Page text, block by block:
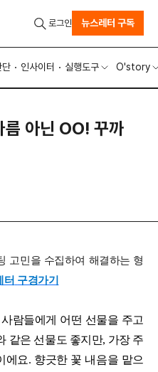
단 인사이터 실행도구 O'story
로그인 뉴스레터 구독
름 아닌 OO! 꾸까
고민을 수집하여 해결하는 형
터 구경가기
람들에게 어떤 선물을 주고
같은 선물도 좋지만, 가장 주
에요. 향긋한 꽃 내음을 맡으